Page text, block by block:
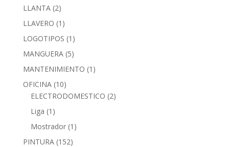
LLANTA (2)
LLAVERO (1)
LOGOTIPOS (1)
MANGUERA (5)
MANTENIMIENTO (1)
OFICINA (10)
ELECTRODOMESTICO (2)
Liga (1)
Mostrador (1)
PINTURA (152)